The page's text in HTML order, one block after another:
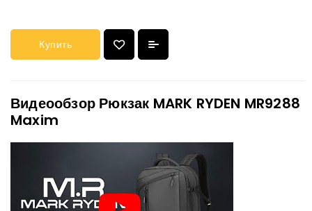
Купить
Видеообзор Рюкзак MARK RYDEN MR9288
Maxim